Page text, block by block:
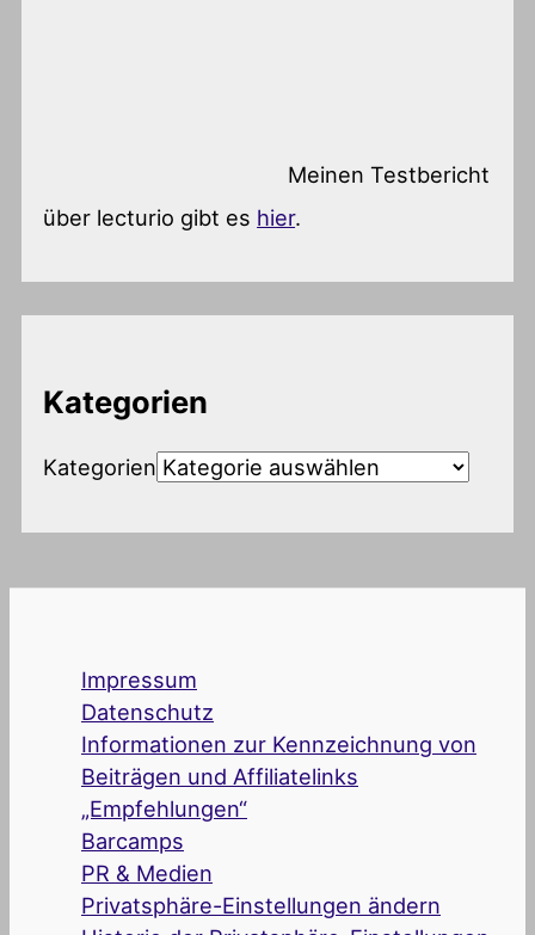
Meinen Testbericht
über lecturio gibt es hier.
Kategorien
Kategorien
Impressum
Datenschutz
Informationen zur Kennzeichnung von
Beiträgen und Affiliatelinks
„Empfehlungen“
Barcamps
PR & Medien
Privatsphäre-Einstellungen ändern